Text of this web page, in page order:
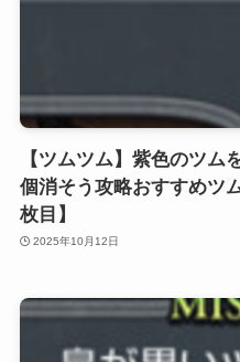
【ツムツム】紫色のツム
個消そう攻略おすすめツ
枚目】
2025年10月12日